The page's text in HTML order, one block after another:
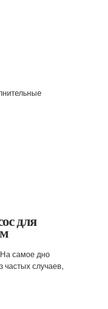
для
самое дно
частых случаев,